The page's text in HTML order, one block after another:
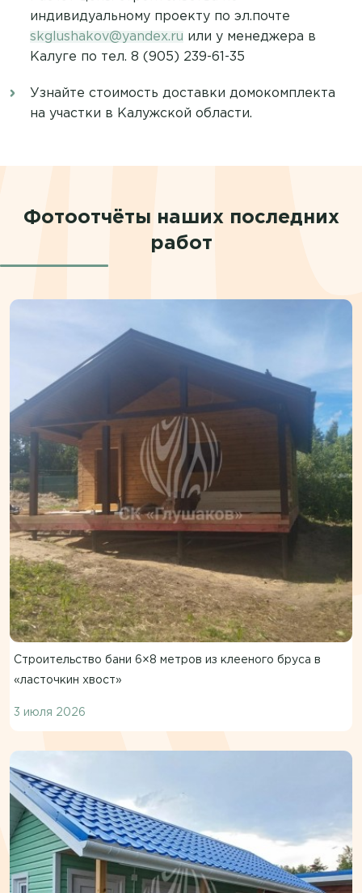
индивидуальному проекту по эл.почте
skglushakov@yandex.ru или у менеджера в
Калуге по тел. 8 (905) 239-61-35
Узнайте стоимость доставки домокомплекта
на участки в Калужской области.
Фотоотчёты наших последних
работ
Строительство бани 6×8 метров из клееного бруса в
«ласточкин хвост»
3 июля 2026